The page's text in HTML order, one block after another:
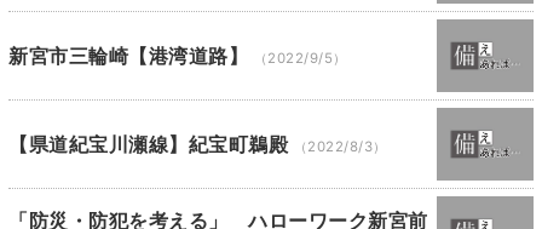
新宮市三輪崎【港湾道路】 （2022/9/5）
【県道紀宝川瀬線】紀宝町鵜殿 （2022/8/3）
「防災・防犯を考える」 ハローワーク新宮前